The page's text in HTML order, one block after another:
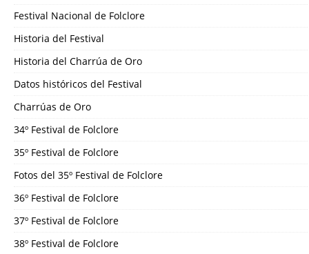
Festival Nacional de Folclore
Historia del Festival
Historia del Charrúa de Oro
Datos históricos del Festival
Charrúas de Oro
34º Festival de Folclore
35º Festival de Folclore
Fotos del 35º Festival de Folclore
36º Festival de Folclore
37º Festival de Folclore
38º Festival de Folclore